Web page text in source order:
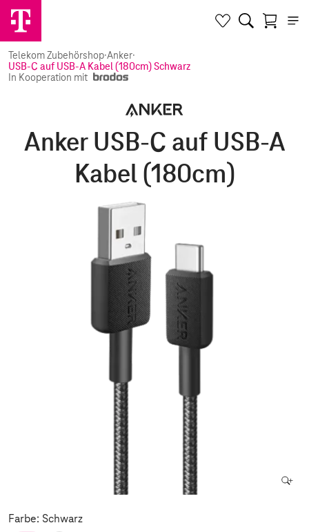
Telekom Zubehörshop·Anker·
USB-C auf USB-A Kabel (180cm) Schwarz
In Kooperation mit
Anker USB-C auf USB-A
Kabel (180cm)
Farbe: Schwarz